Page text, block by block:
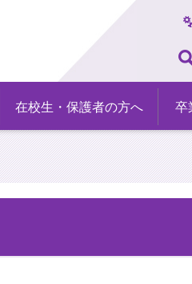
在校生・保護者の方へ 卒